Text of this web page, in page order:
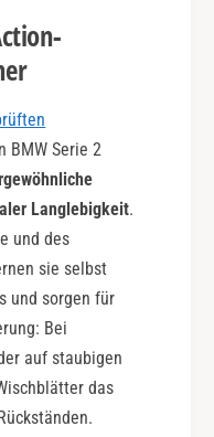
BMW Serie 2
Langlebigkeit.
und des
sie selbst
und sorgen für
Bei
auf staubigen
das